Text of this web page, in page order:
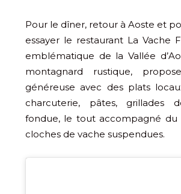
Pour le dîner, retour à Aoste et
essayer le restaurant La Vache
emblématique de la Vallée
montagnard rustique,
généreuse avec des plats
charcuterie, pâtes, grillades
fondue, le tout accompagné du
cloches de vache suspendues.